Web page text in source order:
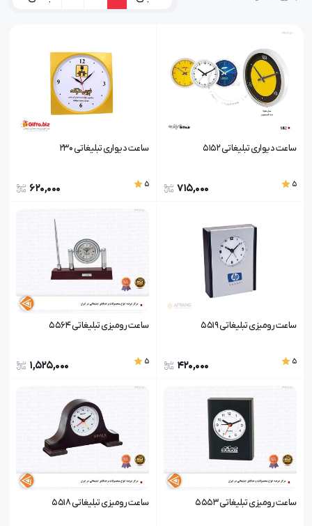
ساعت دیواری تبلیغاتی 5152
5
715,000
ساعت دیواری تبلیغاتی 230
5
620,000
ساعت رومیزی تبلیغاتی 5519
5
420,000
ساعت رومیزی تبلیغاتی 5564
5
1,525,000
ساعت رومیزی تبلیغاتی 5553 ساعت رومیزی تبلیغاتی 5518